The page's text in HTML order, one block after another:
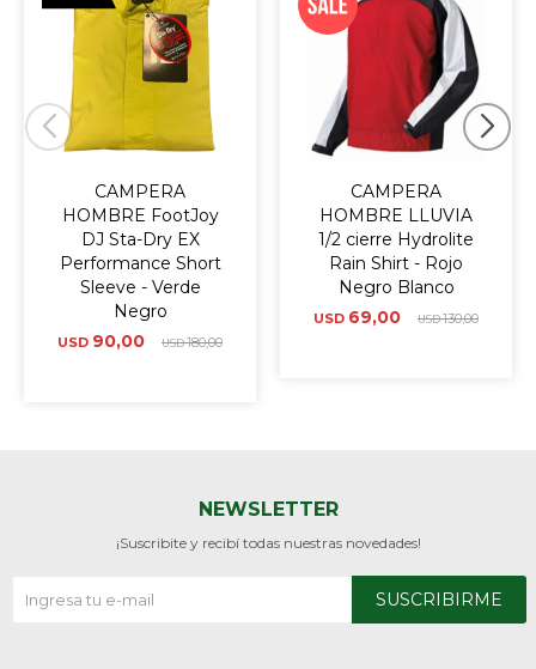
CAMPERA
HOMBRE FootJoy
DJ Sta-Dry EX
Performance Short
Sleeve - Verde
Negro
USD 90,00 USD180,00
CAMPERA
HOMBRE LLUVIA
1/2 cierre Hydrolite
Rain Shirt - Rojo
Negro Blanco
USD 69,00 USD130,00
NEWSLETTER
¡Suscribite y recibí todas nuestras novedades!
SUSCRIBIRME